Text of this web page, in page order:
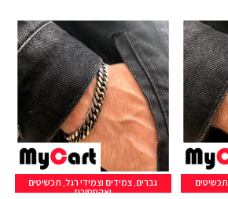
תכשיטים
הוספה לסל
גברים, צמידים וצמידי רגל, תכשיטים
ואקססוריז